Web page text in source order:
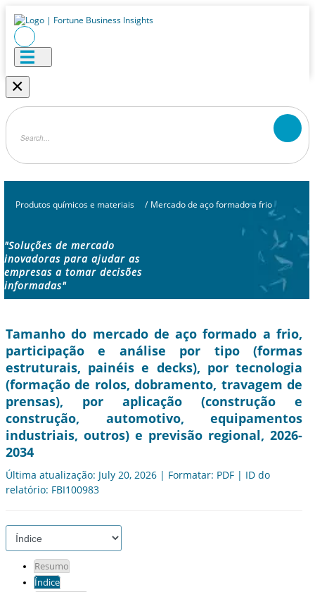
×
Produtos químicos e materiais / Mercado de aço formado a frio
"Soluções de mercado
inovadoras para ajudar as
empresas a tomar decisões
informadas"
Tamanho do mercado de aço formado a frio,
participação e análise por tipo (formas
estruturais, painéis e decks), por tecnologia
(formação de rolos, dobramento, travagem de
prensas), por aplicação (construção e
construção, automotivo, equipamentos
industriais, outros) e previsão regional, 2026-
2034
Última atualização: July 20, 2026 | Formatar: PDF | ID do
relatório: FBI100983
Resumo
Índice